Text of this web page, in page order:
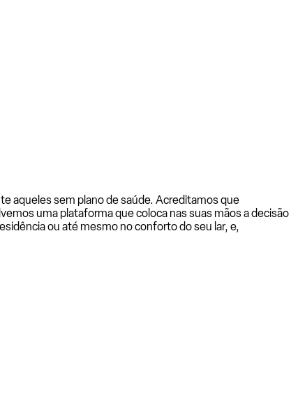
aqueles sem plano de saúde. Acreditamos que
uma plataforma que coloca nas suas mãos a decisão
ou até mesmo no conforto do seu lar, e,